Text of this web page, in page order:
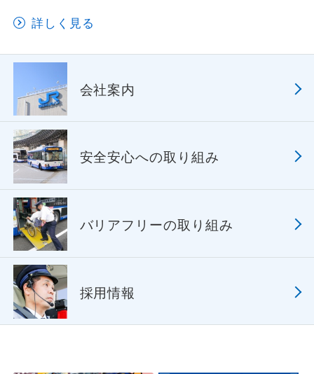
詳しく見る
会社案内
安全安心への取り組み
バリアフリーの取り組み
採用情報